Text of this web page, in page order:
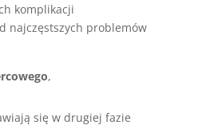
komplikacji
najczęstszych problemów
,
się w drugiej fazie